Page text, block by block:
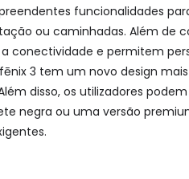
funcionalidades
ou caminhadas. Além de
e permitem
3 tem um novo design
disso, os utilizadores
negra ou uma versão